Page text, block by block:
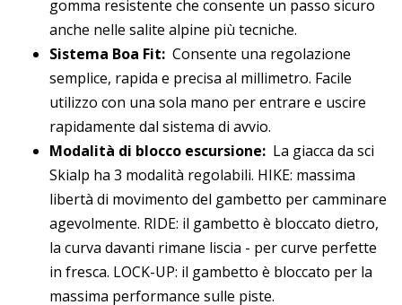
gomma resistente che consente un passo sicuro
anche nelle salite alpine più tecniche.
Sistema Boa Fit: Consente una regolazione
semplice, rapida e precisa al millimetro. Facile
utilizzo con una sola mano per entrare e uscire
rapidamente dal sistema di avvio.
Modalità di blocco escursione: La giacca da sci
Skialp ha 3 modalità regolabili. HIKE: massima
libertà di movimento del gambetto per camminare
agevolmente. RIDE: il gambetto è bloccato dietro,
la curva davanti rimane liscia - per curve perfette
in fresca. LOCK-UP: il gambetto è bloccato per la
massima performance sulle piste.